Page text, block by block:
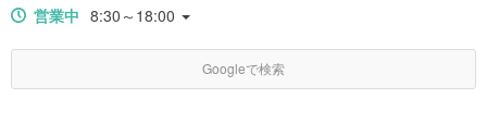
営業中 8:30～18:00
Googleで検索